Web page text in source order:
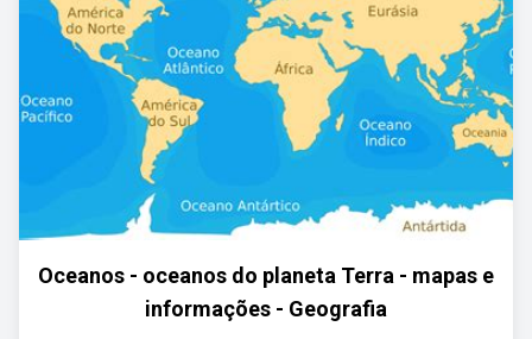
Oceanos - oceanos do planeta Terra - mapas e
informações - Geografia